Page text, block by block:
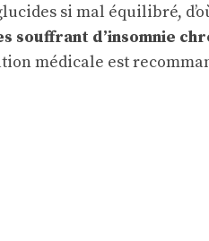
si mal équilibré,
souffrant d’insomnie
médicale est